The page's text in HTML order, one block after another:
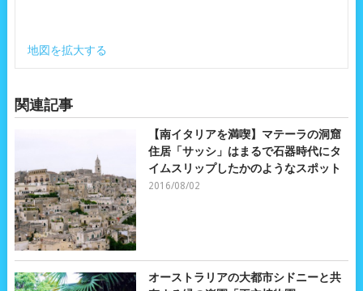
地図を拡大する
関連記事
【南イタリアを満喫】マテーラの洞窟
住居「サッシ」はまるで石器時代にタ
イムスリップしたかのようなスポット
2016/08/02
オーストラリアの大都市シドニーと共